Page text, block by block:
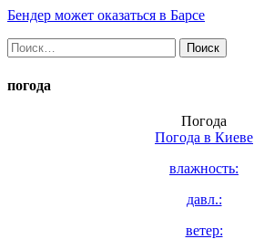
Бендер может оказаться в Барсе
Найти:
погода
Погода
Погода в Киеве
влажность:
давл.:
ветер: